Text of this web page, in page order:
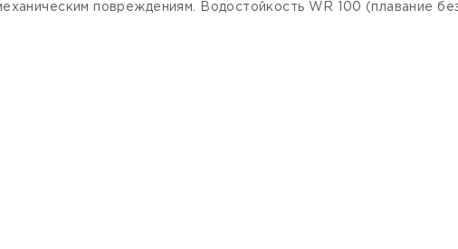
повреждениям. Водостойкость WR 100 (плавание